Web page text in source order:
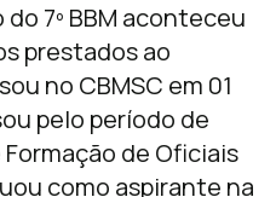
7º BBM aconteceu
prestados ao
no CBMSC em 01
pelo período de
de Oficiais
como aspirante na